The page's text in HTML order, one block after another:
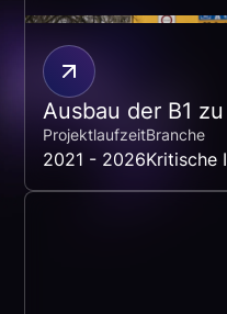
Ausbau der B1
Projektlaufzeit
2021 - 2026
Branche
Kritische